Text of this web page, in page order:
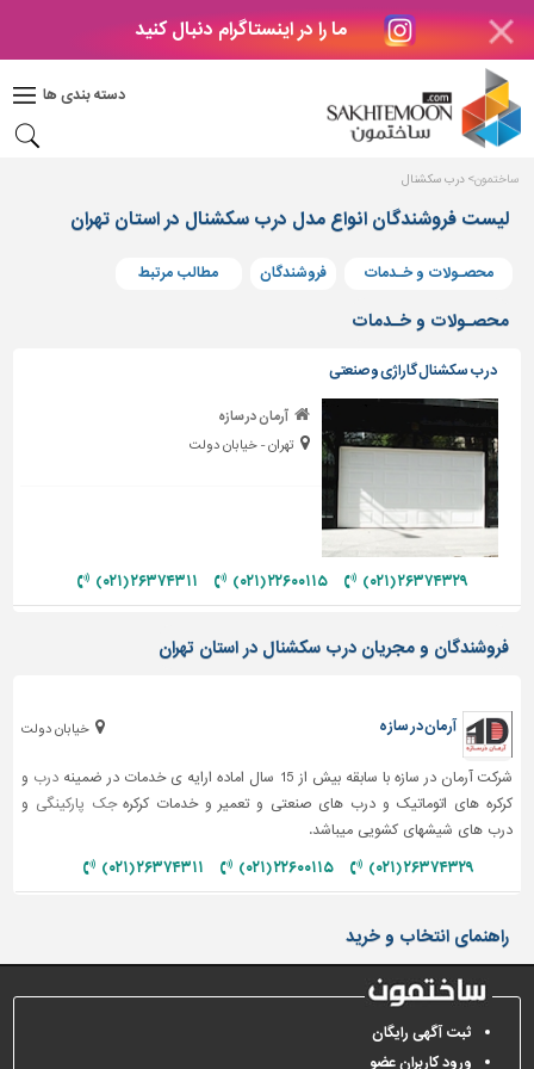
ما را در اینستاگرام دنبال کنید
دسته بندی ها
دکوراسیون
بتن
های
بتنی
و
پنجره
ساختمانی
نرده
دیوارپوش،
و
سرویس
ابزار،یراق
ماشین
آلات
محوطه
و
نما
و
ساز
ساختمون درب سکشنال
لیست فروشندگان انواع مدل درب سکشنال در استان تهران
محصـولات و خـدمات فروشندگان مطالب مرتبط
محصـولات و خـدمات
درب سکشنال گاراژی و صنعتی
آرمان در سازه
تهران - خیابان دولت
۲۶۳۷۴۳۲۹ (۰۲۱) ۲۲۶۰۰۱۱۵ (۰۲۱) ۲۶۳۷۴۳۱۱ (۰۲۱)
فروشندگان و مجریان درب سکشنال در استان تهران
خیابان دولت آرمان در سازه
شرکت آرمان در سازه با سابقه بیش از 15 سال اماده ارایه ی خدمات در ضمینه درب و
کرکره های اتوماتیک و درب های صنعتی و تعمیر و خدمات کرکرهجک پارکینگی و
درب های شیشهای کشویی میباشد.
۲۶۳۷۴۳۲۹ (۰۲۱) ۲۲۶۰۰۱۱۵ (۰۲۱) ۲۶۳۷۴۳۱۱ (۰۲۱)
راهنمای انتخاب و خرید
ثبت آگهی رایگان
ورود کاربران عضو